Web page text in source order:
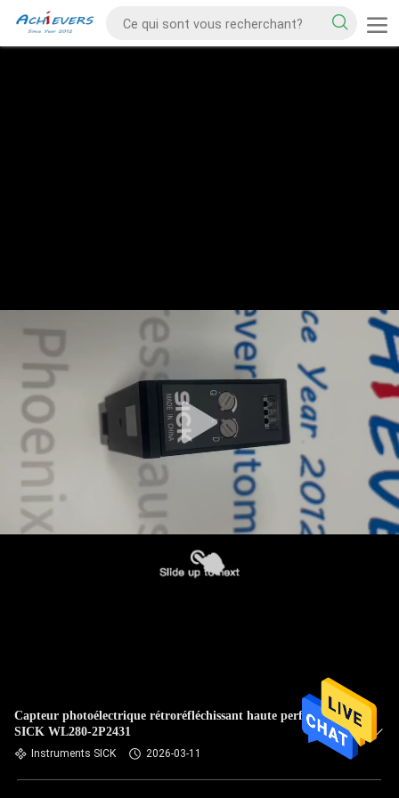
Capteur photoélectrique rétroréfléchissant haute performance
SICK WL280-2P2431
Instruments SICK 2026-03-11